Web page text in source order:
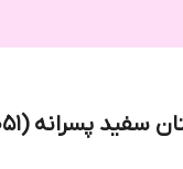
سفید پسرانه (305051)